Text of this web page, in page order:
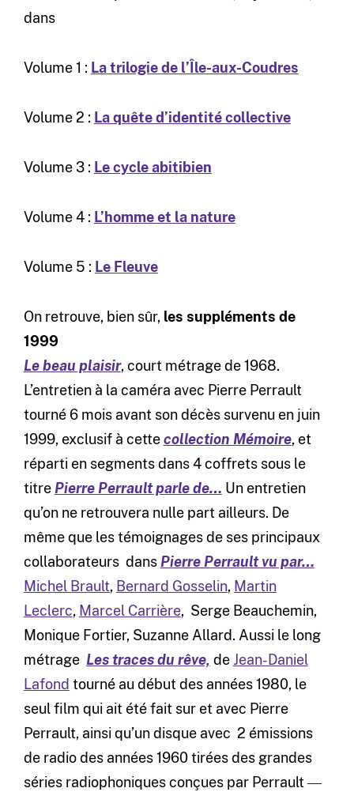
dans
Volume 1 : La trilogie de l’Île-aux-Coudres
Volume 2 : La quête d’identité collective
Volume 3 : Le cycle abitibien
Volume 4 : L’homme et la nature
Volume 5 : Le Fleuve
On retrouve, bien sûr, les suppléments de
1999
Le beau plaisir, court métrage de 1968.
L’entretien à la caméra avec Pierre Perrault
tourné 6 mois avant son décès survenu en juin
1999, exclusif à cettecollection Mémoire, et
réparti en segments dans 4 coffrets sous le
titrePierre Perrault parle de… Un entretien
qu’on ne retrouvera nulle part ailleurs. De
même que les témoignages de ses principaux
collaborateurs dansPierre Perrault vu par…
Michel Brault, Bernard Gosselin, Martin
Leclerc, Marcel Carrière, Serge Beauchemin,
Monique Fortier, Suzanne Allard. Aussi le long
métrage Les traces du rêve, deJean-Daniel
Lafond tourné au début des années 1980, le
seul film qui ait été fait sur et avec Pierre
Perrault, ainsi qu’un disque avec 2 émissions
de radio des années 1960 tirées des grandes
séries radiophoniques conçues par Perrault ―